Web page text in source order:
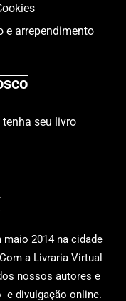
e arrependimento
seu livro
2014 na cidade
a Livraria Virtual
nossos autores e
divulgação online.